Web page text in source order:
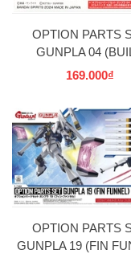
OPTION PARTS
GUNPLA 04
HANDS ROUND)
169.000₫
OPTION PARTS
GUNPLA 19 (FIN